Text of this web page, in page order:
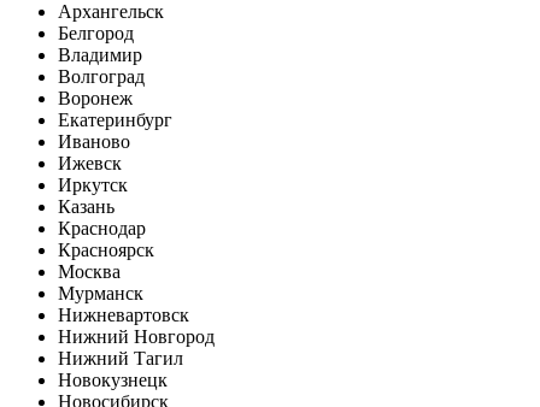
Архангельск
Белгород
Владимир
Волгоград
Воронеж
Екатеринбург
Иваново
Ижевск
Иркутск
Казань
Краснодар
Красноярск
Москва
Мурманск
Нижневартовск
Нижний Новгород
Нижний Тагил
Новокузнецк
Новосибирск